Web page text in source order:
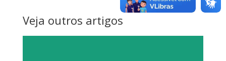
Veja outros artigos